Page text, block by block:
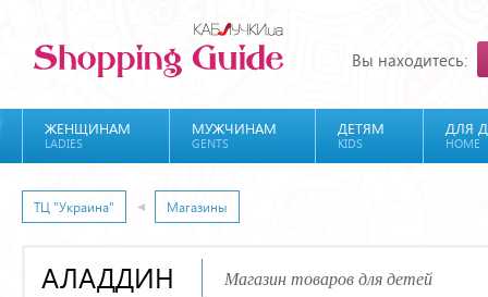
Вы находитесь:
ЖЕНЩИНАМ
LADIES
МУЖЧИНАМ
GENTS
ДЕТЯМ
KIDS
ДЛЯ
HOME
ТЦ "Украина" Магазины
АЛАДДИН Магазин товаров для детей